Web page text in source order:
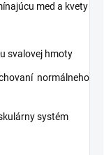
med a kvety
svalovej hmoty
normálneho
systém